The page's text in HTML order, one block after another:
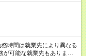
時間は就業先により異なる